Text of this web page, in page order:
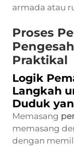
armada atau
Proses
Praktikal
Logik
Langkah
Duduk
Memasang
memasang
dengan